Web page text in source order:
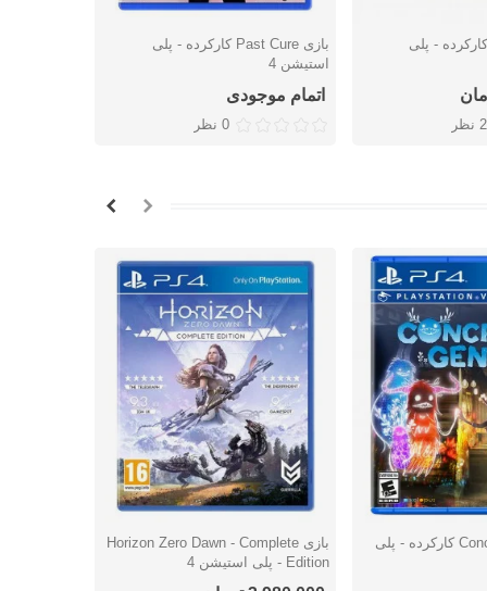
بازی PES 2017 کارکرده - پلی
2 نظر
دوست داشتنبازی Past Cure کارکرده - پلی
استیشن 4
اتمام موجودی
0 نظر
بازی Concrete Genie کارکرده - پلی
دوست داشتن
بازی Horizon Zero Dawn - Complete
Edition - پلی استیشن 4